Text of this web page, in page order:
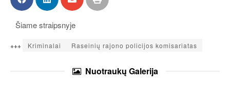
Šiame straipsnyje
+++ Kriminalai Raseinių rajono policijos komisariatas
Nuotraukų Galerija